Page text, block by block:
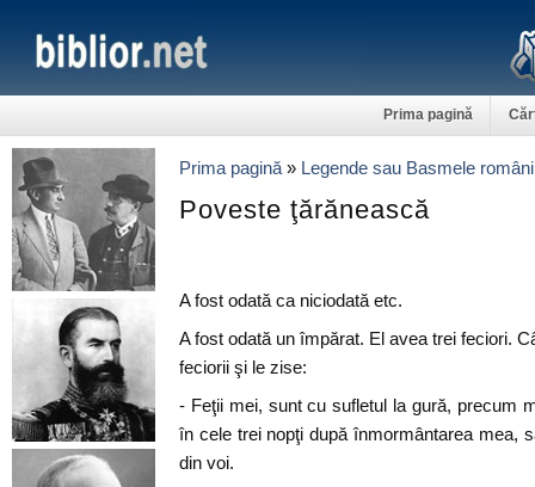
Prima pagină
Prima pagină » Legende sau Basmele
Poveste ţărănească
A fost odată ca niciodată etc.
A fost odată un împărat. El avea trei feciori.
feciorii şi le zise:
- Feţii mei, sunt cu sufletul la gură, precum
în cele trei nopţi după înmormântarea mea,
din voi.